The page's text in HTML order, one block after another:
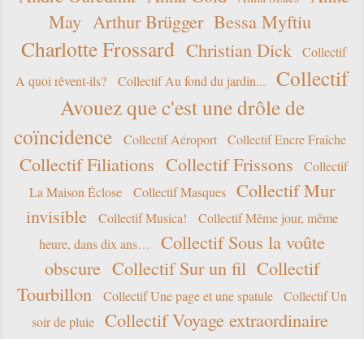
May Arthur Brügger Bessa Myftiu
Charlotte Frossard Christian Dick
Collectif
A quoi rêvent-ils?
Collectif Au fond du jardin...
Collectif
Avouez que c'est une drôle de
coïncidence
Collectif Aéroport Collectif Encre Fraîche
Collectif Filiations Collectif Frissons
Collectif
La Maison Éclose
Collectif Masques
Collectif Mur
invisible
Collectif Musica!
Collectif Même jour, même
heure, dans dix ans…
Collectif Sous la voûte
obscure Collectif Sur un fil Collectif
Tourbillon
Collectif Une page et une spatule
Collectif Un
soir de pluie
Collectif Voyage extraordinaire